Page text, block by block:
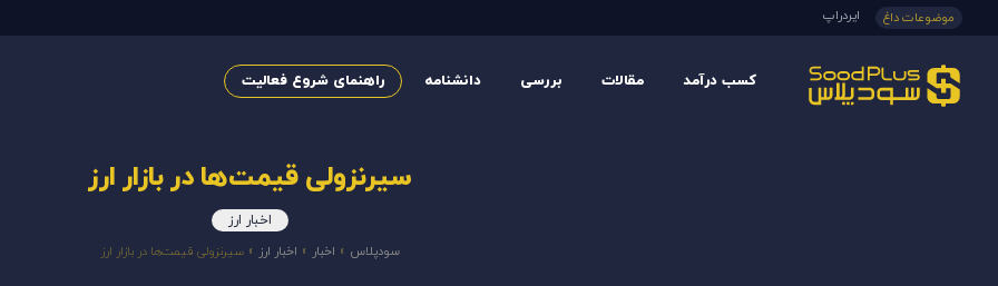
موضوعات داغ ایردراپ
کسب درآمد مقالات بررسی دانشنامه راهنمای شروع فعالیت
سیرنزولی قیمت‌ها در بازار ارز
اخبار ارز
سودپلاس » اخبار » اخبار ارز »سیرنزولی قیمت‌ها در بازار ارز